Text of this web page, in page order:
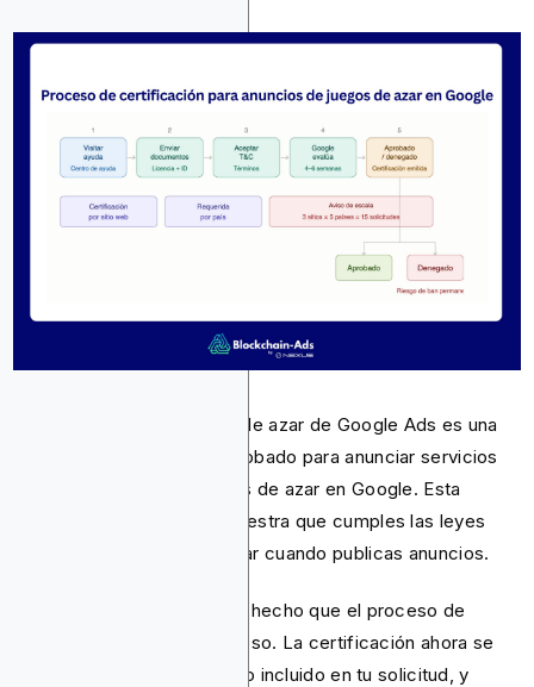
La certificación de juegos de azar de Google Ads es una
prueba de que se te ha aprobado para anunciar servicios
relacionados con los juegos de azar en Google. Esta
certificación también demuestra que cumples las leyes
locales sobre juegos de azar cuando publicas anuncios.
A partir de 2025, Google ha hecho que el proceso de
certificación sea más riguroso. La certificación ahora se
limita al sitio web específico incluido en tu solicitud, y